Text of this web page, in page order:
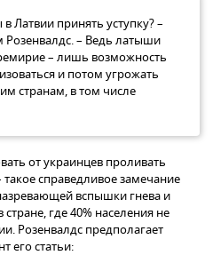
принять уступку? –
Розенвалдс. – Ведь латыши
– лишь возможность
и потом угрожать
странам, в том числе
от украинцев проливать
справедливое замечание
вспышки гнева и
где 40% населения не
Розенвалдс предполагает
его статьи: